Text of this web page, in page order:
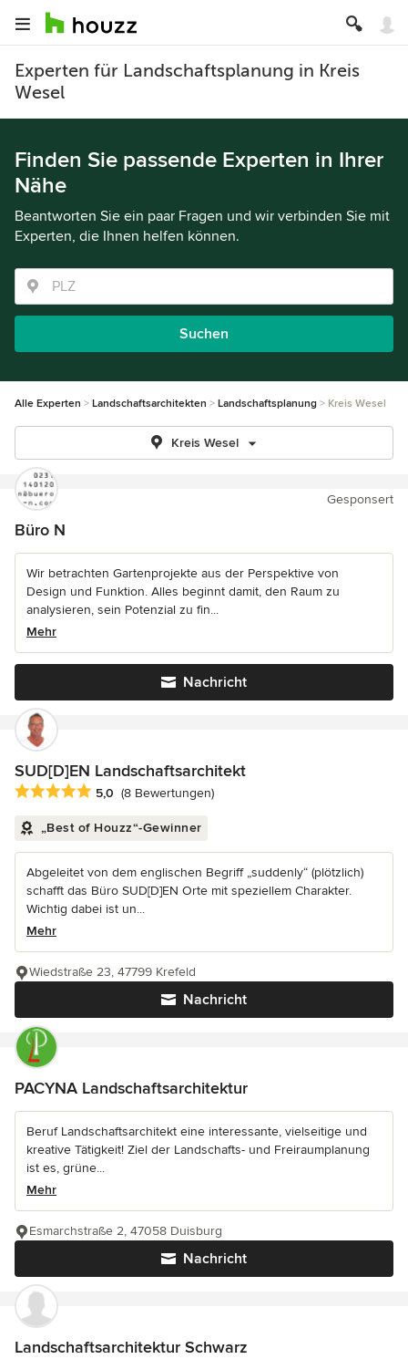
Experten für Landschaftsplanung in Kreis
Wesel
Finden Sie passende Experten in Ihrer
Nähe
Beantworten Sie ein paar Fragen und wir verbinden Sie mit
Experten, die Ihnen helfen können.
Suchen
Alle Experten Landschaftsarchitekten Landschaftsplanung Kreis Wesel
Kreis Wesel
Gesponsert
Büro N
Wir betrachten Gartenprojekte aus der Perspektive von
Design und Funktion. Alles beginnt damit, den Raum zu
analysieren, sein Potenzial zu fin...
Mehr
Nachricht
SUD[D]EN Landschaftsarchitekt
Durchschnittliche Bewertung: 5 von 5 Sternen
5,0 (8 Bewertungen)
„Best of Houzz“-Gewinner
Abgeleitet von dem englischen Begriff „suddenly“ (plötzlich)
schafft das Büro SUD[D]EN Orte mit speziellem Charakter.
Wichtig dabei ist un...
Mehr
Nachricht
Wiedstraße 23, 47799 Krefeld
PACYNA Landschaftsarchitektur
Beruf Landschaftsarchitekt eine interessante, vielseitige und
kreative Tätigkeit! Ziel der Landschafts- und Freiraumplanung
ist es, grüne...
Mehr
Nachricht
Esmarchstraße 2, 47058 Duisburg
Landschaftsarchitektur Schwarz